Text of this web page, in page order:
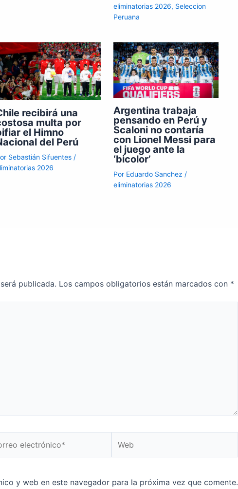
eliminatorias 2026, Seleccion
Peruana
recibirá una
multa por
el Himno
del Perú
Sebastián Sifuentes /
2026
Argentina trabaja
pensando en Perú y
Scaloni no contaría
con Lionel Messi para
el juego ante la
‘bicolor’
Por Eduardo Sanchez /
eliminatorias 2026
publicada. Los campos obligatorios están marcados con *
y web en este navegador para la próxima vez que comente.